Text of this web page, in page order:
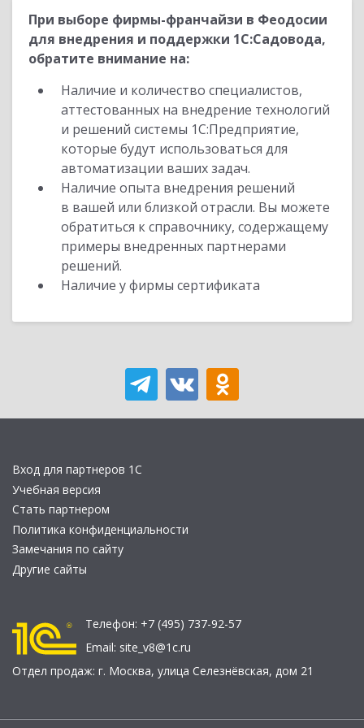
При выборе фирмы-франчайзи в Феодосии
для внедрения и поддержки 1С:Садовода,
обратите внимание на:
Наличие и количество специалистов,
аттестованных на внедрение технологий
и решений системы 1С:Предприятие,
которые будут использоваться для
автоматизации ваших задач.
Наличие опыта внедрения решений
в вашей или близкой отрасли. Вы можете
обратиться к справочнику, содержащему
примеры внедренных партнерами
решений.
Наличие у фирмы сертификата
Вход для партнеров 1С
Учебная версия
Стать партнером
Политика конфиденциальности
Замечания по сайту
Другие сайты
Телефон: +7 (495) 737-92-57
Email: site_v8@1c.ru
Отдел продаж: г. Москва, улица Селезнёвская, дом 21